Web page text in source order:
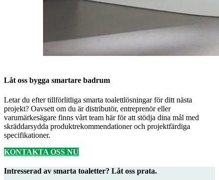
Låt oss bygga smartare badrum
Letar du efter tillförlitliga smarta toalettlösningar för ditt nästa
projekt? Oavsett om du är distributör, entreprenör eller
varumärkesägare finns vårt team här för att stödja dina mål med
skräddarsydda produktrekommendationer och projektfärdiga
specifikationer.
KONTAKTA OSS NU
Intresserad av smarta toaletter? Låt oss prata.